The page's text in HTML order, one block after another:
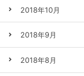
2018年10月
2018年9月
2018年8月